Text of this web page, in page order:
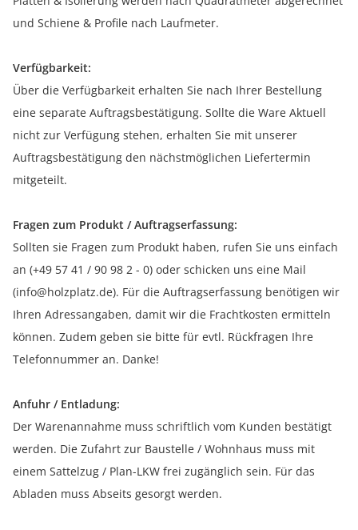
und Schiene & Profile nach Laufmeter.
Verfügbarkeit:
Über die Verfügbarkeit erhalten Sie nach Ihrer Bestellung
eine separate Auftragsbestätigung. Sollte die Ware Aktuell
nicht zur Verfügung stehen, erhalten Sie mit unserer
Auftragsbestätigung den nächstmöglichen Liefertermin
mitgeteilt.
Fragen zum Produkt / Auftragserfassung:
Sollten sie Fragen zum Produkt haben, rufen Sie uns einfach
an (+49 57 41 / 90 98 2 - 0) oder schicken uns eine Mail
(info@holzplatz.de). Für die Auftragserfassung benötigen wir
Ihren Adressangaben, damit wir die Frachtkosten ermitteln
können. Zudem geben sie bitte für evtl. Rückfragen Ihre
Telefonnummer an. Danke!
Anfuhr / Entladung:
Der Warenannahme muss schriftlich vom Kunden bestätigt
werden. Die Zufahrt zur Baustelle / Wohnhaus muss mit
einem Sattelzug / Plan-LKW frei zugänglich sein. Für das
Abladen muss Abseits gesorgt werden.